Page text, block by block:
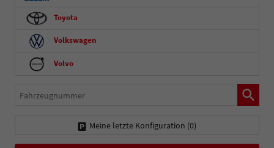
Toyota
Volkswagen
Volvo
Fahrzeugnummer
Meine letzte Konfiguration (0)